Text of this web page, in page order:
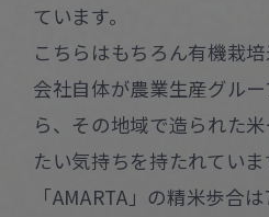
ています。
こちらはもちろん有機栽培
会社自体が農業生産グル
ら、その地域で造られた
たい気持ちを持たれていま
「AMARTA」の精米歩合